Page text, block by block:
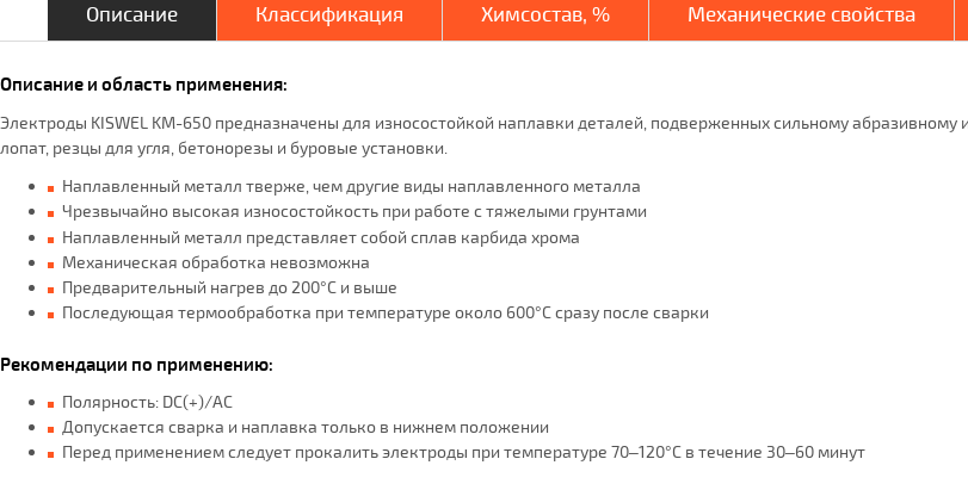
Описание Классификация Химсостав, % Механические свойства
Описание и область применения:
Электроды KISWEL KM-650 предназначены для износостойкой наплавки деталей, подверженных сильному
лопат, резцы для угля, бетонорезы и буровые установки.
Наплавленный металл тверже, чем другие виды наплавленного металла
Чрезвычайно высокая износостойкость при работе с тяжелыми грунтами
Наплавленный металл представляет собой сплав карбида хрома
Механическая обработка невозможна
Предварительный нагрев до 200°C и выше
Последующая термообработка при температуре около 600°C сразу после сварки
Рекомендации по применению:
Полярность: DC(+)/АС
Допускается сварка и наплавка только в нижнем положении
Перед применением следует прокалить электроды при температуре 70–120°C в течение 30–60 минут